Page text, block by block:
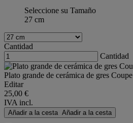
Seleccione su Tamaño
27 cm
Cantidad
Cantidad
Plato grande de cerámica de gres Coupe
Editar
25,00 €
IVA incl.
Añadir a la cesta Añadir a la cesta